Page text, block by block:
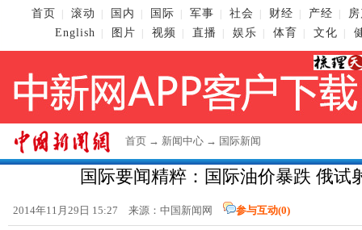
首页 滚动 国内 国际 军事 社会 财经 产经
English
图片 视频 直播 娱乐 体育 文化
首页 → 新闻中心 → 国际新闻
国际要闻精粹：国际油价暴跌 俄试
2014年11月29日 15:27 来源： 中国新闻网 参与互动(0)